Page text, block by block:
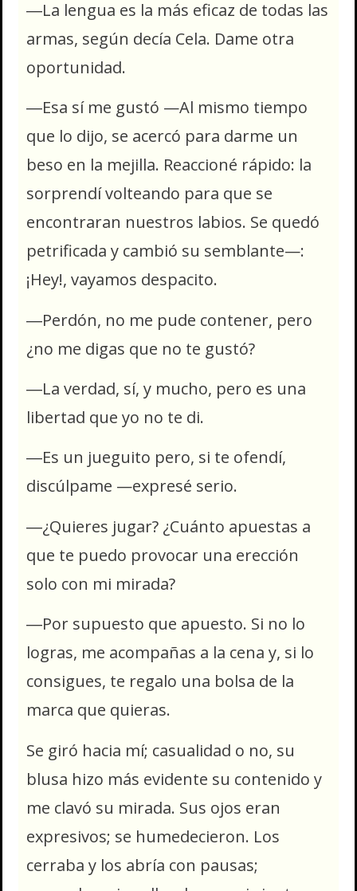
―La lengua es la más eficaz de todas las
armas, según decía Cela. Dame otra
oportunidad.
―Esa sí me gustó —Al mismo tiempo
que lo dijo, se acercó para darme un
beso en la mejilla. Reaccioné rápido: la
sorprendí volteando para que se
encontraran nuestros labios. Se quedó
petrificada y cambió su semblante—:
¡Hey!, vayamos despacito.
―Perdón, no me pude contener, pero
¿no me digas que no te gustó?
―La verdad, sí, y mucho, pero es una
libertad que yo no te di.
―Es un jueguito pero, si te ofendí,
discúlpame —expresé serio.
―¿Quieres jugar? ¿Cuánto apuestas a
que te puedo provocar una erección
solo con mi mirada?
―Por supuesto que apuesto. Si no lo
logras, me acompañas a la cena y, si lo
consigues, te regalo una bolsa de la
marca que quieras.
Se giró hacia mí; casualidad o no, su
blusa hizo más evidente su contenido y
me clavó su mirada. Sus ojos eran
expresivos; se humedecieron. Los
cerraba y los abría con pausas;